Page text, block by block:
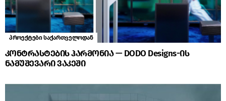
პროექტები საქართველოდან
კონტრასტების ჰარმონია — DODO Designs-ის
ნამუშევარი ვაკეში